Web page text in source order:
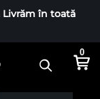
Livrăm în toată
0